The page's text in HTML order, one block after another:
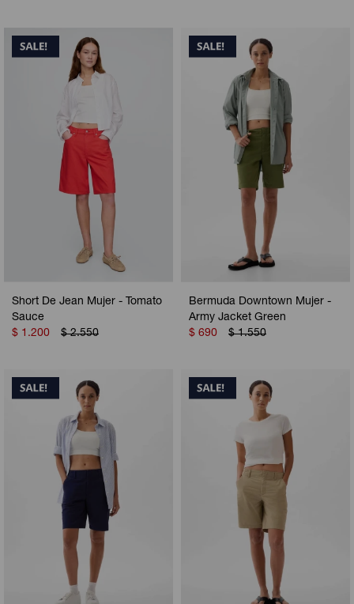
Short De Jean Mujer - Tomato
Sauce
$ 1.200 $ 2.550
Bermuda Downtown Mujer -
Army Jacket Green
$ 690 $ 1.550